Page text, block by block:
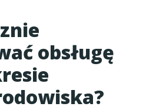
obsługę